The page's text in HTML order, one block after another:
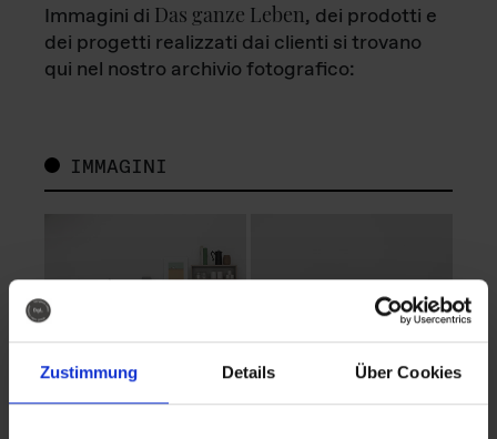
Zustimmung Details Über Cookies
Immagini di Das ganze Leben, dei prodotti e
dei progetti realizzati dai clienti si trovano
qui nel nostro archivio fotografico:
IMMAGINI